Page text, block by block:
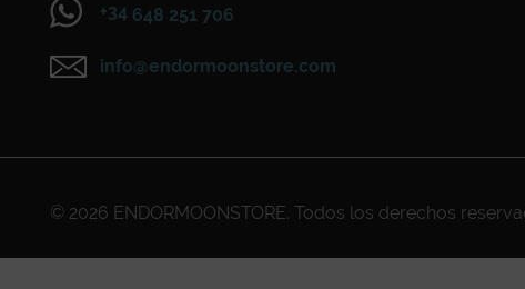
+34 648 251 706
info@endormoonstore.com
© 2026 ENDORMOONSTORE. Todos los derechos